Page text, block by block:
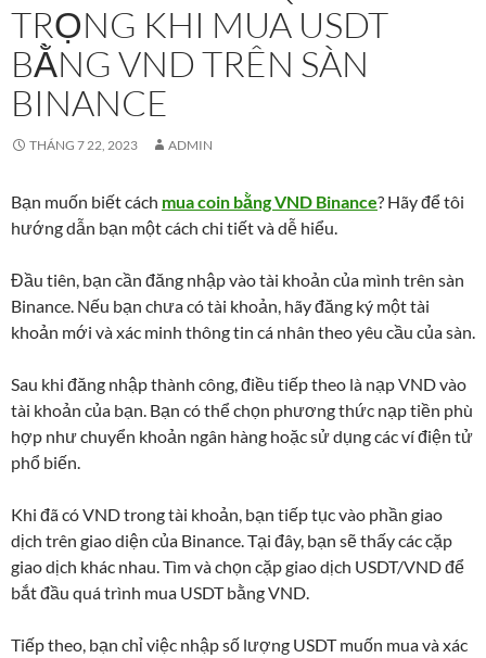
TRỌNG KHI MUA USDT
BẰNG VND TRÊN SÀN
BINANCE
THÁNG 7 22, 2023 ADMIN
Bạn muốn biết cách mua coin bằng VND Binance? Hãy để tôi
hướng dẫn bạn một cách chi tiết và dễ hiểu.
Đầu tiên, bạn cần đăng nhập vào tài khoản của mình trên sàn
Binance. Nếu bạn chưa có tài khoản, hãy đăng ký một tài
khoản mới và xác minh thông tin cá nhân theo yêu cầu của sàn.
Sau khi đăng nhập thành công, điều tiếp theo là nạp VND vào
tài khoản của bạn. Bạn có thể chọn phương thức nạp tiền phù
hợp như chuyển khoản ngân hàng hoặc sử dụng các ví điện tử
phổ biến.
Khi đã có VND trong tài khoản, bạn tiếp tục vào phần giao
dịch trên giao diện của Binance. Tại đây, bạn sẽ thấy các cặp
giao dịch khác nhau. Tìm và chọn cặp giao dịch USDT/VND để
bắt đầu quá trình mua USDT bằng VND.
Tiếp theo, bạn chỉ việc nhập số lượng USDT muốn mua và xác